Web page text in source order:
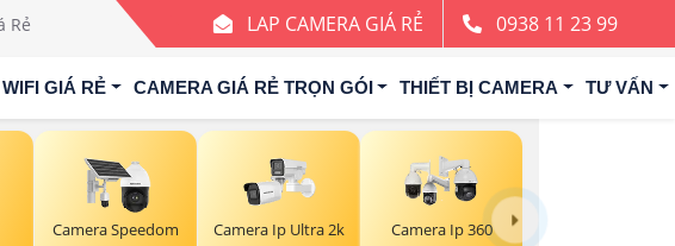
Rẻ LAP CAMERA GIÁ RẺ 0938 11 23 99
GIÁ RẺ CAMERA GIÁ RẺ TRỌN GÓI THIẾT BỊ CAMERA TƯ VẤN
Camera Speedom
Camera Ip Ultra 2k
Camera Ip 360